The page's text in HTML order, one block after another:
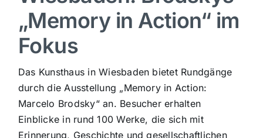
Sport
Panorama
„Memory in Action“ im
Fokus
Das Kunsthaus in Wiesbaden bietet Rundgänge
durch die Ausstellung „Memory in Action:
Marcelo Brodsky“ an. Besucher erhalten
Einblicke in rund 100 Werke, die sich mit
Erinnerung, Geschichte und gesellschaftlichen